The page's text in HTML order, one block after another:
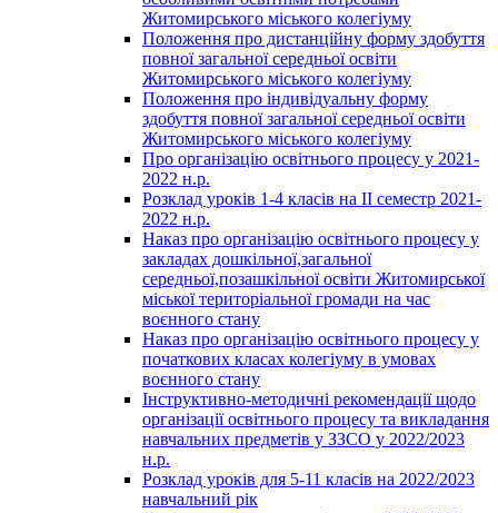
Житомирського міського колегіуму
Положення про дистанційну форму здобуття
повної загальної середньої освіти
Житомирського міського колегіуму
Положення про індивідуальну форму
здобуття повної загальної середньої освіти
Житомирського міського колегіуму
Про організацію освітнього процесу у 2021-
2022 н.р.
Розклад уроків 1-4 класів на ІІ семестр 2021-
2022 н.р.
Наказ про організацію освітнього процесу у
закладах дошкільної,загальної
середньої,позашкільної освіти Житомирської
міської територіальної громади на час
воєнного стану
Наказ про організацію освітнього процесу у
початкових класах колегіуму в умовах
воєнного стану
Інструктивно-методичні рекомендації щодо
організації освітнього процесу та викладання
навчальних предметів у ЗЗСО у 2022/2023
н.р.
Розклад уроків для 5-11 класів на 2022/2023
навчальний рік